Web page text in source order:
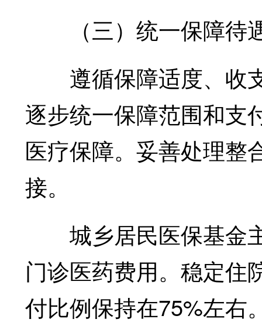
（三）统一保障待
遵循保障适度、收
逐步统一保障范围和支
医疗保障。妥善处理整
接。
城乡居民医保基金
门诊医药费用。稳定住
付比例保持在75%左右